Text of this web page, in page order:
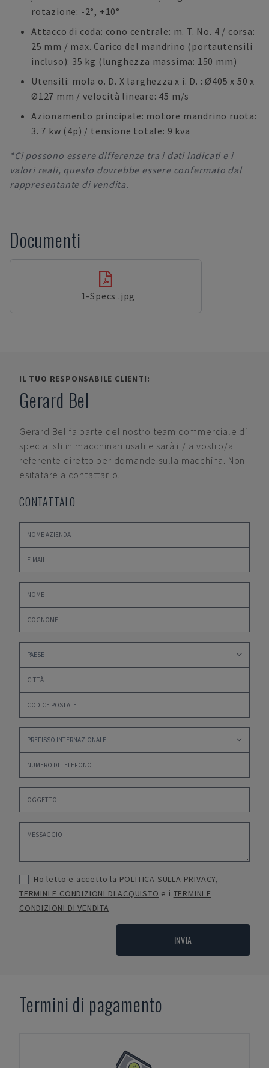
rotazione: -2°, +10°
Attacco di coda: cono centrale: m. T. No. 4 / corsa:
25 mm / max. Carico del mandrino (portautensili
incluso): 35 kg (lunghezza massima: 150 mm)
Utensili: mola o. D. X larghezza x i. D. : Ø405 x 50 x
Ø127 mm / velocità lineare: 45 m/s
Azionamento principale: motore mandrino ruota:
3. 7 kw (4p) / tensione totale: 9 kva
*Ci possono essere differenze tra i dati indicati e i
valori reali, questo dovrebbe essere confermato dal
rappresentante di vendita.
Documenti
1-Specs .jpg
IL TUO RESPONSABILE CLIENTI:
Gerard Bel
Gerard Bel fa parte del nostro team commerciale di
specialisti in macchinari usati e sarà il/la vostro/a
referente diretto per domande sulla macchina. Non
esitatare a contattarlo.
CONTATTALO
Ho letto e accetto la POLITICA SULLA PRIVACY,
TERMINI E CONDIZIONI DI ACQUISTO e i TERMINI E
CONDIZIONI DI VENDITA
INVIA
Termini di pagamento